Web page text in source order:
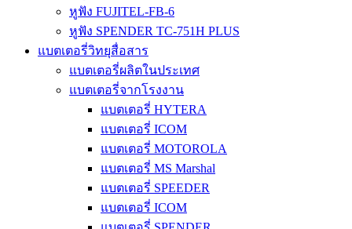
หูฟัง FUJITEL-FB-6
หูฟัง SPENDER TC-751H PLUS
แบตเตอรี่วิทยุสื่อสาร
แบตเตอรี่ผลิตในประเทศ
แบตเตอรี่จากโรงงาน
แบตเตอรี่ HYTERA
แบตเตอรี่ ICOM
แบตเตอรี่ MOTOROLA
แบตเตอรี่ MS Marshal
แบตเตอรี่ SPEEDER
แบตเตอรี่ ICOM